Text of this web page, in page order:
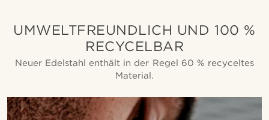
UMWELTFREUNDLICH UND 100 %
RECYCELBAR
Neuer Edelstahl enthält in der Regel 60 % recyceltes
Material.